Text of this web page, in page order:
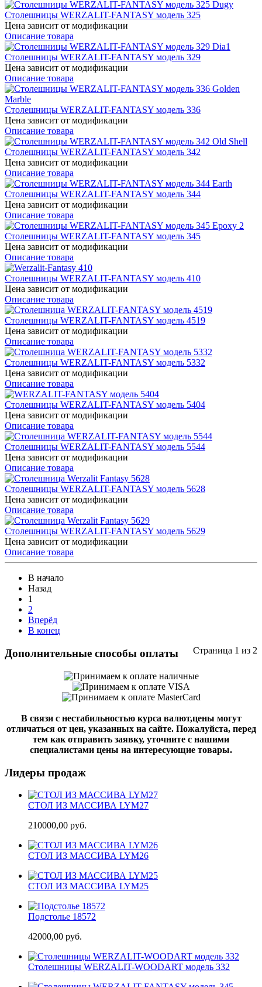
Cтолешницы WERZALIT-FANTASY модель 325
Цена зависит от модификации
Описание товара
Cтолешницы WERZALIT-FANTASY модель 329
Цена зависит от модификации
Описание товара
Cтолешницы WERZALIT-FANTASY модель 336
Цена зависит от модификации
Описание товара
Cтолешницы WERZALIT-FANTASY модель 342
Цена зависит от модификации
Описание товара
Cтолешницы WERZALIT-FANTASY модель 344
Цена зависит от модификации
Описание товара
Cтолешницы WERZALIT-FANTASY модель 345
Цена зависит от модификации
Описание товара
Cтолешницы WERZALIT-FANTASY модель 410
Цена зависит от модификации
Описание товара
Cтолешницы WERZALIT-FANTASY модель 4519
Цена зависит от модификации
Описание товара
Cтолешницы WERZALIT-FANTASY модель 5332
Цена зависит от модификации
Описание товара
Cтолешницы WERZALIT-FANTASY модель 5404
Цена зависит от модификации
Описание товара
Cтолешницы WERZALIT-FANTASY модель 5544
Цена зависит от модификации
Описание товара
Cтолешницы WERZALIT-FANTASY модель 5628
Цена зависит от модификации
Описание товара
Cтолешницы WERZALIT-FANTASY модель 5629
Цена зависит от модификации
Описание товара
В начало
Назад
1
2
Вперёд
В конец
Страница 1 из 2
Дополнительные способы оплаты
В связи с нестабильностью курса валют,цены могут
отличаться от цен, указанных на сайте. Пожалуйста, перед
тем как отправить заявку, уточните с нашими
специалистами цены на интересующие товары.
Лидеры продаж
СТОЛ ИЗ МАССИВА LYM27
210000,00 руб.
СТОЛ ИЗ МАССИВА LYM26
СТОЛ ИЗ МАССИВА LYM25
Подстолье 18572
42000,00 руб.
Cтолешницы WERZALIT-WOODART модель 332